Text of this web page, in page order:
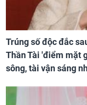
Trúng số độc đắc
Thần Tài 'điểm mặt
sông, tài vận sáng